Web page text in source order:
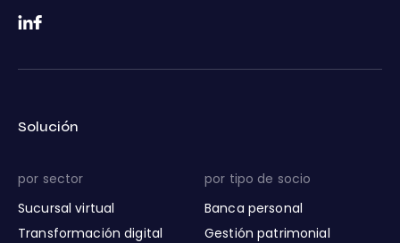
Solución
por sector
Sucursal virtual
Transformación digital
por tipo de socio
Banca personal
Gestión patrimonial